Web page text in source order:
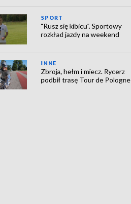
SPORT
"Rusz się kibicu". Sportowy
rozkład jazdy na weekend
INNE
Zbroja, hełm i miecz. Rycerz
podbił trasę Tour de Pologne